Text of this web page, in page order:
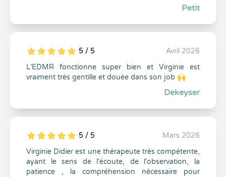
Petit
5
1
5
0 5 / 5
Avril 2026
L’EDMR fonctionne super bien et Virginie est
vraiment très gentille et douée dans son job 🙌
Dekeyser
5
1
5
0 5 / 5
Mars 2026
Virginie Didier est une thérapeute très compétente,
ayant le sens de l'écoute, de l'observation, la
patience , la compréhension nécessaire pour